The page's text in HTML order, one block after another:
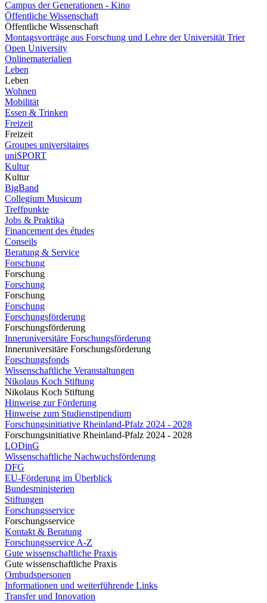
Campus der Generationen - Kino
Öffentliche Wissenschaft
Öffentliche Wissenschaft
Montagsvorträge aus Forschung und Lehre der Universität Trier
Open University
Onlinematerialien
Leben
Leben
Wohnen
Mobilität
Essen & Trinken
Freizeit
Freizeit
Groupes universitaires
uniSPORT
Kultur
Kultur
BigBand
Collegium Musicum
Treffpunkte
Jobs & Praktika
Financement des études
Conseils
Beratung & Service
Forschung
Forschung
Forschung
Forschung
Forschung
Forschungsförderung
Forschungsförderung
Inneruniversitäre Forschungsförderung
Inneruniversitäre Forschungsförderung
Forschungsfonds
Wissenschaftliche Veranstaltungen
Nikolaus Koch Stiftung
Nikolaus Koch Stiftung
Hinweise zur Förderung
Hinweise zum Studienstipendium
Forschungsinitiative Rheinland-Pfalz 2024 - 2028
Forschungsinitiative Rheinland-Pfalz 2024 - 2028
LODinG
Wissenschaftliche Nachwuchsförderung
DFG
EU-Förderung im Überblick
Bundesministerien
Stiftungen
Forschungsservice
Forschungsservice
Kontakt & Beratung
Forschungsservice A-Z
Gute wissenschaftliche Praxis
Gute wissenschaftliche Praxis
Ombudspersonen
Informationen und weiterführende Links
Transfer und Innovation